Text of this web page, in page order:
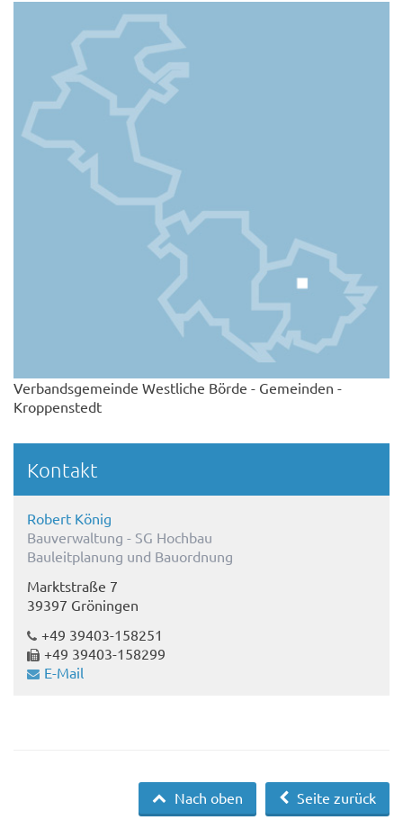
Verbandsgemeinde Westliche Börde - Gemeinden -
Kroppenstedt
Kontakt
Robert König
Bauverwaltung - SG Hochbau
Bauleitplanung und Bauordnung
Marktstraße 7
39397 Gröningen
+49 39403-158251
+49 39403-158299
E-Mail
Seite zurück
Nach oben